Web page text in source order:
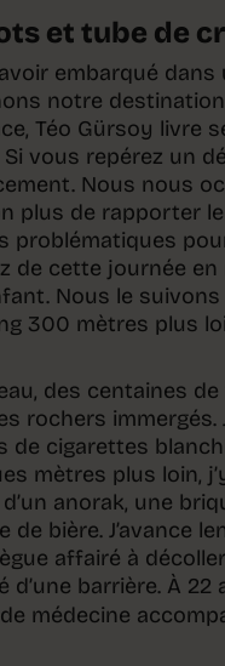
et tube de
embarqué dans
notre
Téo Gürsoy livre
Si vous repérez un
Nous nous
plus de rapporter
problématiques
de cette journée en
Nous le
300 mètres plus
des centaines
rochers immergés.
de cigarettes
mètres plus loin,
anorak, une
de bière. J’avance
affairé à
d’une barrière. À
médecine